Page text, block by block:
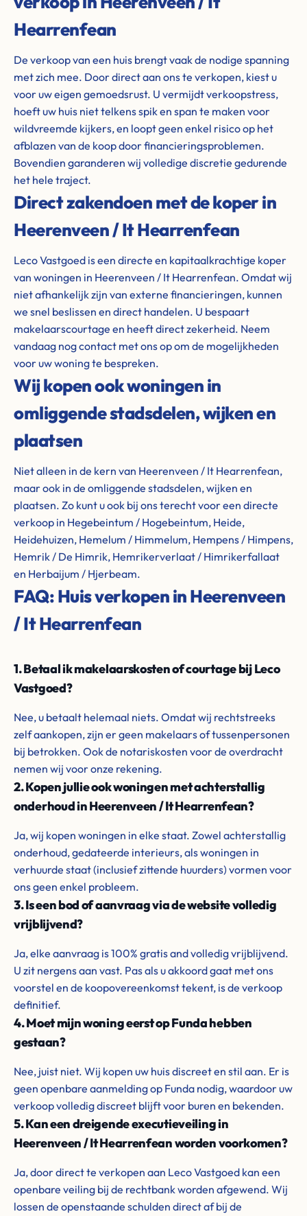
Hearrenfean
De verkoop van een huis brengt vaak de nodige spanning
met zich mee. Door direct aan ons te verkopen, kiest u
voor uw eigen gemoedsrust. U vermijdt verkoopstress,
hoeft uw huis niet telkens spik en span te maken voor
wildvreemde kijkers, en loopt geen enkel risico op het
afblazen van de koop door financieringsproblemen.
Bovendien garanderen wij volledige discretie gedurende
het hele traject.
Direct zakendoen met de koper in
Heerenveen / It Hearrenfean
Leco Vastgoed is een directe en kapitaalkrachtige koper
van woningen in Heerenveen / It Hearrenfean. Omdat wij
niet afhankelijk zijn van externe financieringen, kunnen
we snel beslissen en direct handelen. U bespaart
makelaarscourtage en heeft direct zekerheid. Neem
vandaag nog contact met ons op om de mogelijkheden
voor uw woning te bespreken.
Wij kopen ook woningen in
omliggende stadsdelen, wijken en
plaatsen
Niet alleen in de kern van Heerenveen / It Hearrenfean,
maar ook in de omliggende stadsdelen, wijken en
plaatsen. Zo kunt u ook bij ons terecht voor een directe
verkoop in Hegebeintum / Hogebeintum, Heide,
Heidehuizen, Hemelum / Himmelum, Hempens / Himpens,
Hemrik / De Himrik, Hemrikerverlaat / Himrikerfallaat
en Herbaijum / Hjerbeam.
FAQ: Huis verkopen in Heerenveen
/ It Hearrenfean
1. Betaal ik makelaarskosten of courtage bij Leco
Vastgoed?
Nee, u betaalt helemaal niets. Omdat wij rechtstreeks
zelf aankopen, zijn er geen makelaars of tussenpersonen
bij betrokken. Ook de notariskosten voor de overdracht
nemen wij voor onze rekening.
2. Kopen jullie ook woningen met achterstallig
onderhoud in Heerenveen / It Hearrenfean?
Ja, wij kopen woningen in elke staat. Zowel achterstallig
onderhoud, gedateerde interieurs, als woningen in
verhuurde staat (inclusief zittende huurders) vormen voor
ons geen enkel probleem.
3. Is een bod of aanvraag via de website volledig
vrijblijvend?
Ja, elke aanvraag is 100% gratis and volledig vrijblijvend.
U zit nergens aan vast. Pas als u akkoord gaat met ons
voorstel en de koopovereenkomst tekent, is de verkoop
definitief.
4. Moet mijn woning eerst op Funda hebben
gestaan?
Nee, juist niet. Wij kopen uw huis discreet en stil aan. Er is
geen openbare aanmelding op Funda nodig, waardoor uw
verkoop volledig discreet blijft voor buren en bekenden.
5. Kan een dreigende executieveiling in
Heerenveen / It Hearrenfean worden voorkomen?
Ja, door direct te verkopen aan Leco Vastgoed kan een
openbare veiling bij de rechtbank worden afgewend. Wij
lossen de openstaande schulden direct af bij de